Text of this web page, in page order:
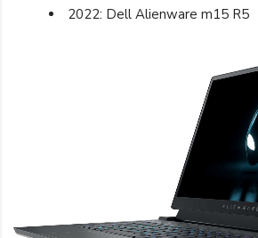
2022: Dell Alienware m15 R5